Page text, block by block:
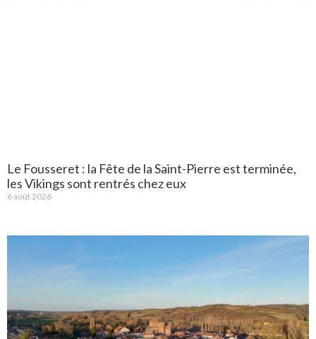
Le Fousseret : la Fête de la Saint-Pierre est terminée,
les Vikings sont rentrés chez eux
6 août 2026